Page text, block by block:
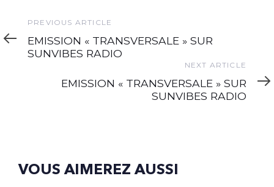
Previous
Article
PREVIOUS ARTICLE
EMISSION « TRANSVERSALE » SUR
SUNVIBES RADIO
NEXT ARTICLE
EMISSION « TRANSVERSALE » SUR
SUNVIBES RADIO
VOUS AIMEREZ AUSSI